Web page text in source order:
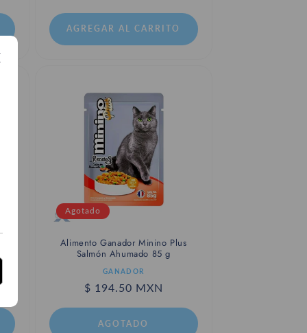
AGREGAR AL CARRITO
Agotado
Alimento Ganador Minino Plus
Salmón Ahumado 85 g
Proveedor:GANADOR
Precio
$ 194.50 MXN
AGOTADO